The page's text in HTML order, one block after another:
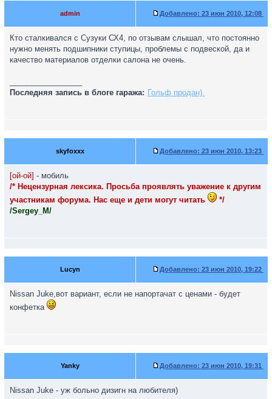
admin Добавлено: 23 июн 2010, 12:08
Кто сталкивался с Сузуки СХ4, по отзывам слышал, что постоянно
нужно менять подшипники ступицы, проблемы с подвеской, да и
качество материалов отделки салона не очень.
Последняя запись в блоге гаража: Гольф продан).
skyfoxxx Добавлено: 23 июн 2010, 13:23
[ой-ой] - мобиль
/* Нецензурная лексика. Просьба проявлять уважение к другим
участникам форума. Нас еще и дети могут читать
*/
/Sergey_M/
Lucyn Добавлено: 23 июн 2010, 19:22
Nissan Juke,вот вариант, если не напортачат с ценами - будет
конфетка
Yanky Добавлено: 23 июн 2010, 19:31
Nissan Juke - уж больно дизигн на любителя)